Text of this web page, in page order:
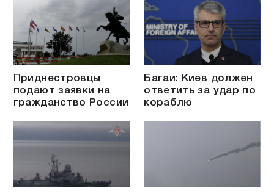
Приднестровцы
подают заявки на
гражданство России
Багаи: Киев должен
ответить за удар по
кораблю